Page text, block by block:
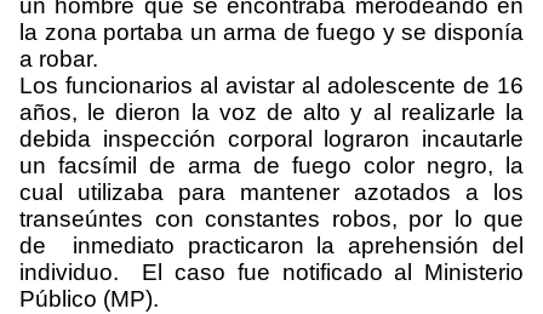
un hombre que se encontraba merodeando en
la zona portaba un arma de fuego y se disponía
a robar.
Los funcionarios al avistar al adolescente de 16
años, le dieron la voz de alto y al realizarle la
debida inspección corporal lograron incautarle
un facsímil de arma de fuego color negro, la
cual utilizaba para mantener azotados a los
transeúntes con constantes robos, por lo que
de inmediato practicaron la aprehensión del
individuo. El caso fue notificado al Ministerio
Público (MP).